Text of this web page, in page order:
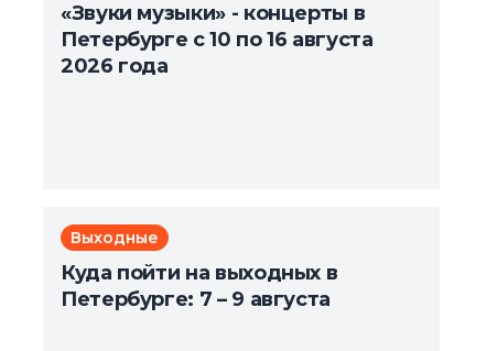
«Звуки музыки» - концерты в
Петербурге с 10 по 16 августа
2026 года
Выходные
Куда пойти на выходных в
Петербурге: 7 – 9 августа